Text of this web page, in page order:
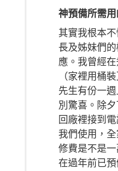
神預備所需
其實我根本
長及姊妹們
應。我曾經
（家裡用桶
先生有份一
別驚喜。除
回廠裡接到
我們使用，
修費是不是
在過年前已